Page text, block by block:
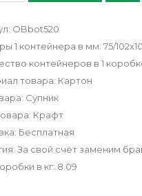
: OBbot520
1 контейнера в мм: 75/
контейнеров в 1
товара: Картон
: Супник
: Крафт
: Бесплатная
: За свой счёт заменим
в кг: 8.09